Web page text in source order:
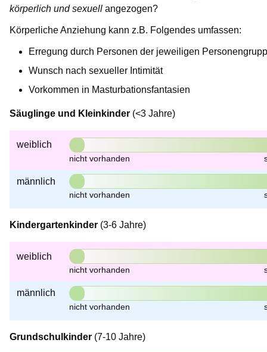
körperlich und sexuell angezogen?
Körperliche Anziehung kann z.B. Folgendes umfassen:
Erregung durch Personen der jeweiligen
Wunsch nach sexueller Intimität
Vorkommen in Masturbationsfantasien
Säuglinge und Kleinkinder (<3 Jahre)
weiblich
männlich
Kindergartenkinder (3-6 Jahre)
weiblich
männlich
Grundschulkinder (7-10 Jahre)